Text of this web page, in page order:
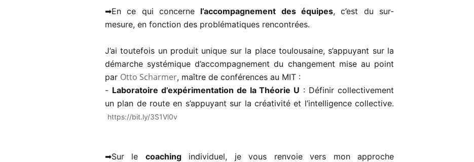
➡En ce qui concerne l’accompagnement des équipes, c’est du sur-
mesure, en fonction des problématiques rencontrées.
J’ai toutefois un produit unique sur la place toulousaine, s’appuyant sur la
démarche systémique d’accompagnement du changement mise au point
par Otto Scharmer, maître de conférences au MIT :
- Laboratoire d’expérimentation de la Théorie U hashtag
: Définir collectivement
un plan de route en s’appuyant sur la créativité et l’intelligence collective.
https://bit.ly/3S1Vl0v
➡Sur lehashtag
coaching individuel, je vous renvoie vers mon approche